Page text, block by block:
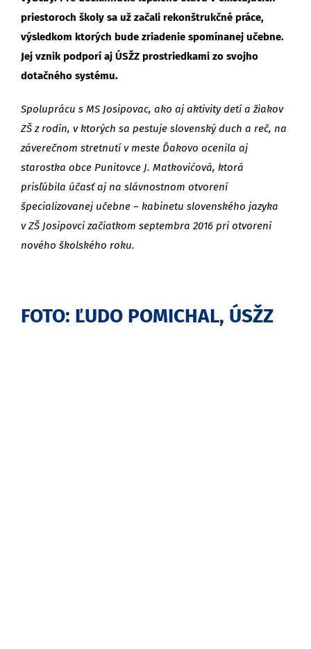
priestoroch školy sa už začali rekonštrukčné práce,
výsledkom ktorých bude zriadenie spomínanej učebne.
Jej vznik podporí aj ÚSŽZ prostriedkami zo svojho
dotačného systému.
Spoluprácu s MS Josipovac, ako aj aktivity detí a žiakov
ZŠ z rodín, v ktorých sa pestuje slovenský duch a reč, na
záverečnom stretnutí v meste Ďakovo ocenila aj
starostka obce Punitovce J. Matkovićová, ktorá
prisľúbila účasť aj na slávnostnom otvorení
špecializovanej učebne – kabinetu slovenského jazyka
v ZŠ Josipovci začiatkom septembra 2016 pri otvorení
nového školského roku.
FOTO: ĽUDO POMICHAL, ÚSŽZ